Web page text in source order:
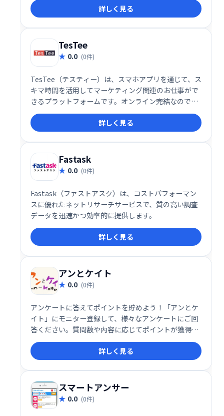
テンプレートも用意されているため、初心者でもスム
ーズに利用可能です。ビジネスニーズに合わせた調査
の実施を、Zoho Surveyで効率化しましょう。
詳しく見る
TesTee
0.0 (0件)
TesTee（テスティー）は、スマホアプリを通じて、ス
キマ時間を活用してマーケティング関連のお仕事がで
きるプラットフォームです。オンライン完結なので、
場所を選ばず手軽に始められます。空いた時間を有効
活用し、収入を得たい方におすすめです。
詳しく見る
Fastask
0.0 (0件)
Fastask（ファストアスク）は、コストパフォーマン
スに優れたネットリサーチサービスで、質の高い調査
データを迅速かつ効率的に提供します。
詳しく見る
アンとケイト
0.0 (0件)
アンケートに答えてポイントを貯めよう！「アンとケ
イト」にモニター登録して、様々なアンケートにご回
答ください。質問数や内容に応じてポイントが獲得で
き、あなたのご意見が役立ちます。 ぜひご登録くださ
い！
詳しく見る
スマートアンサー
0.0 (0件)